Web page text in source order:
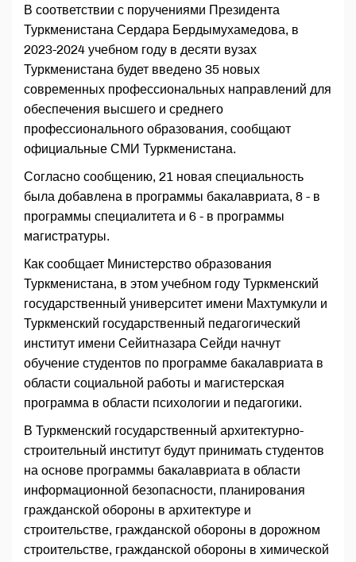
В соответствии с поручениями Президента
Туркменистана Сердара Бердымухамедова, в
2023-2024 учебном году в десяти вузах
Туркменистана будет введено 35 новых
современных профессиональных направлений для
обеспечения высшего и среднего
профессионального образования, сообщают
официальные СМИ Туркменистана.
Согласно сообщению, 21 новая специальность
была добавлена в программы бакалавриата, 8 - в
программы специалитета и 6 - в программы
магистратуры.
Как сообщает Министерство образования
Туркменистана, в этом учебном году Туркменский
государственный университет имени Махтумкули и
Туркменский государственный педагогический
институт имени Сейитназара Сейди начнут
обучение студентов по программе бакалавриата в
области социальной работы и магистерская
программа в области психологии и педагогики.
В Туркменский государственный архитектурно-
строительный институт будут принимать студентов
на основе программы бакалавриата в области
информационной безопасности, планирования
гражданской обороны в архитектуре и
строительстве, гражданской обороны в дорожном
строительстве, гражданской обороны в химической